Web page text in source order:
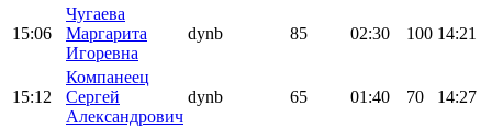
15:06
Чугаева
Маргарита
Игоревна
dynb 85 02:30 100 14:21
15:12
Компанеец
Сергей
Александрович
dynb 65 01:40 70 14:27